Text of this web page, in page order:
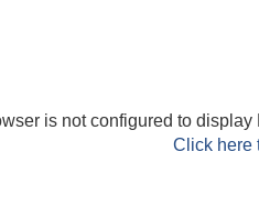
is not configured to display
Click here